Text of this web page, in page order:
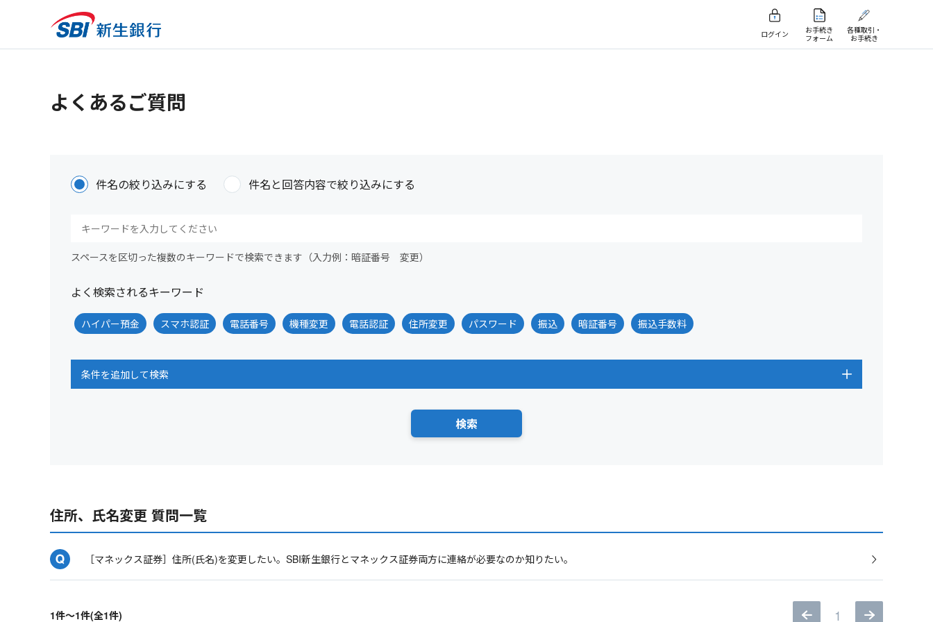
ログイン
お手続き
フォーム
各種取引・
お手続き
よくあるご質問
件名の絞り込みにする 件名と回答内容で絞り込みにする
スペースを区切った複数のキーワードで検索できます（入力例：暗証番号 変更）
よく検索されるキーワード
ハイパー預金 スマホ認証 電話番号 機種変更 電話認証 住所変更 パスワード 振込 暗証番号 振込手数料
条件を追加して検索
住所、氏名変更 質問一覧
［マネックス証券］住所(氏名)を変更したい。SBI新生銀行とマネックス証券両方に連絡が必要なのか知りたい。
1件～1件(全1件) 1